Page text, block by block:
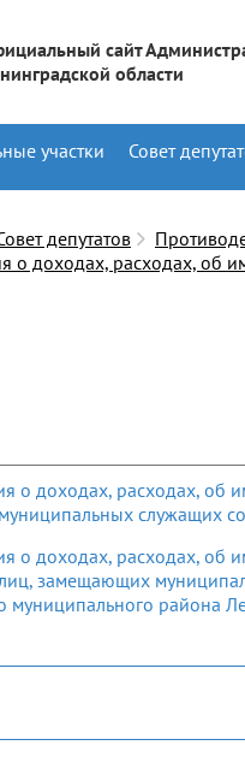
сайт
области
участки Совет
депутатов
о доходах, расходах, об
о доходах, расходах, об
служащих
о доходах, расходах, об
замещающих
муниципального района